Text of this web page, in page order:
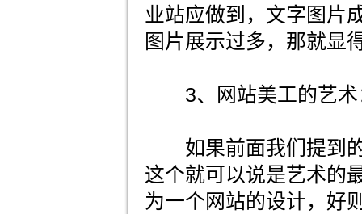
业站应做到，文字图片
图片展示过多，那就显
3、网站美工的艺术
如果前面我们提到的
这个就可以说是艺术的
为一个网站的设计，好